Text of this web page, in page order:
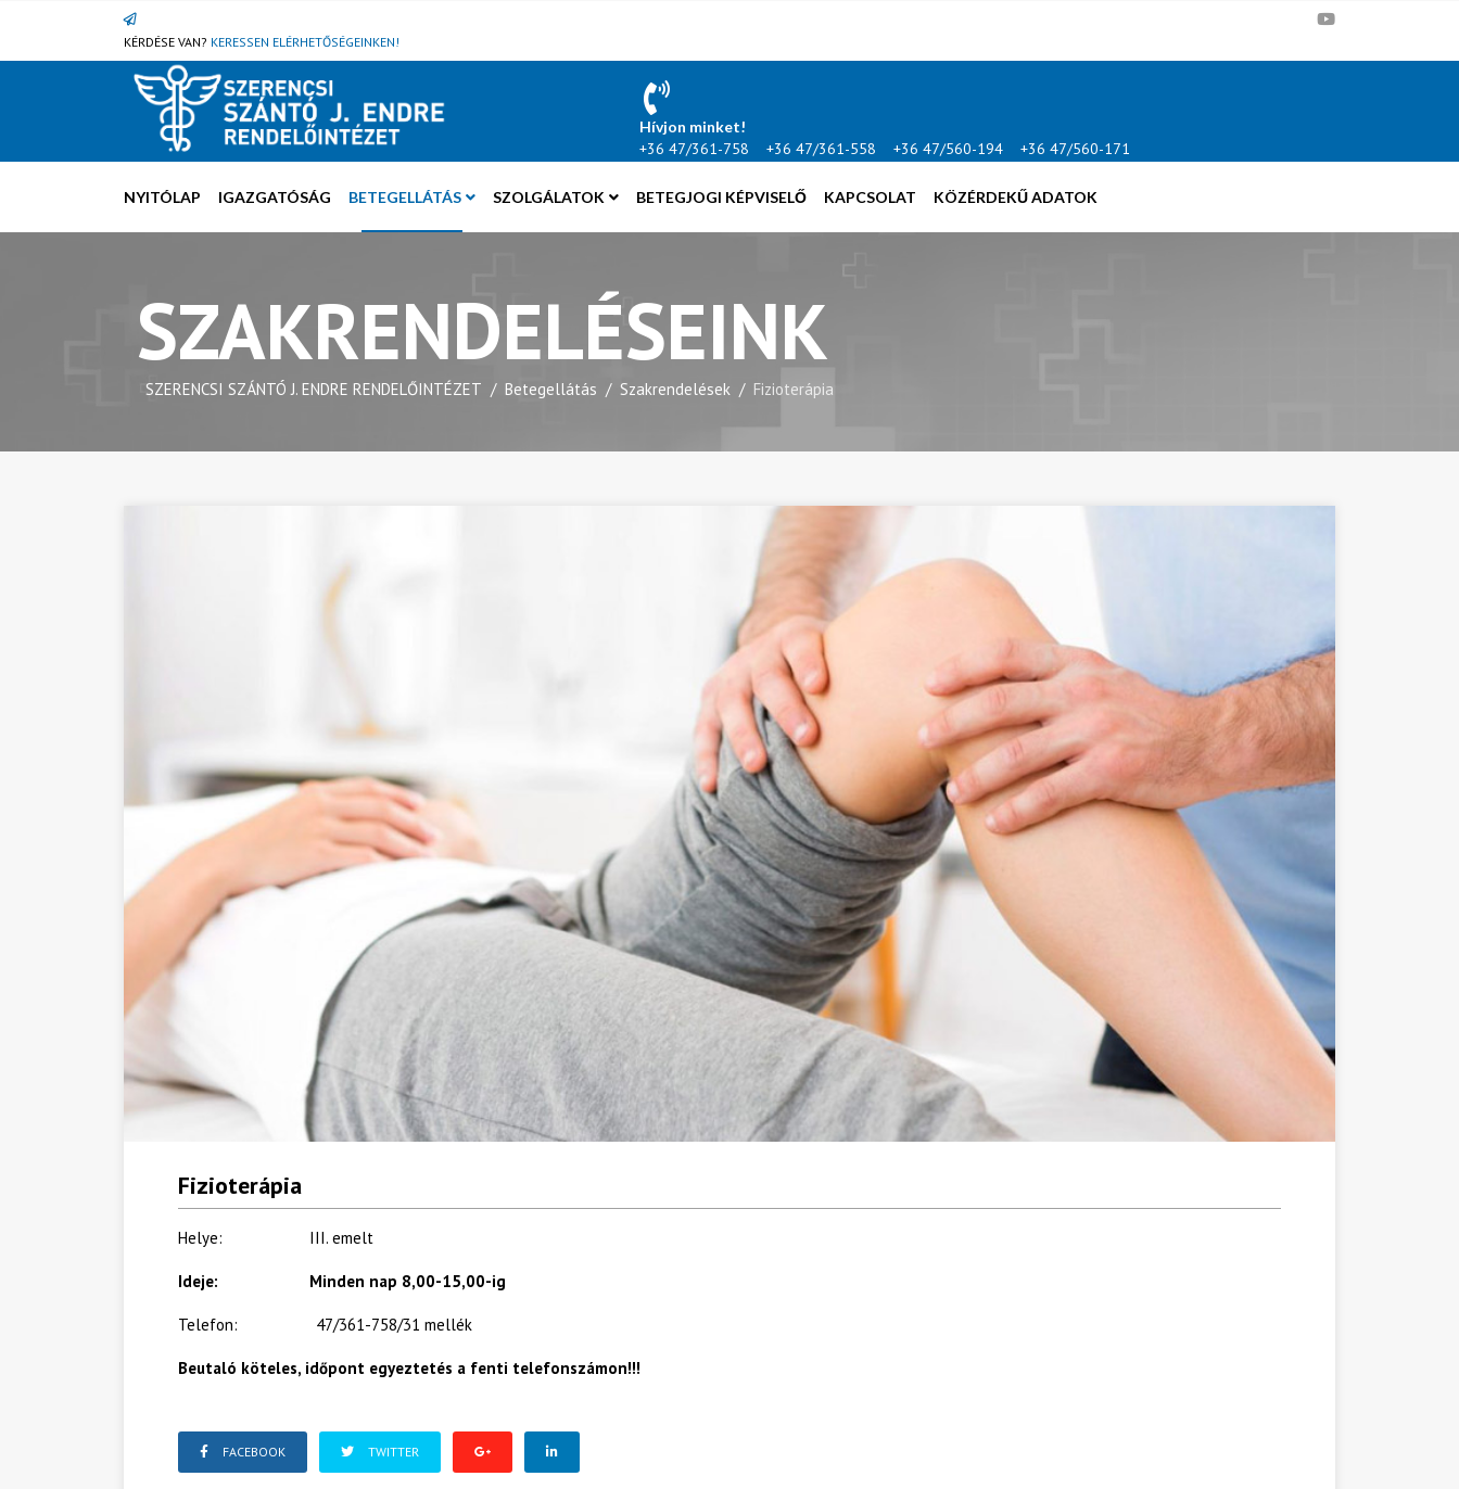
KÉRDÉSE VAN? KERESSEN ELÉRHETŐSÉGEINKEN!
Hívjon minket!
+36 47/361-758 +36 47/361-558 +36 47/560-194 +36 47/560-171
NYITÓLAP IGAZGATÓSÁG BETEGELLÁTÁS SZOLGÁLATOK BETEGJOGI KÉPVISELŐ KAPCSOLAT KÖZÉRDEKŰ ADATOK
SZAKRENDELÉSEINK
SZERENCSI SZÁNTÓ J. ENDRE RENDELŐINTÉZET Betegellátás Szakrendelések Fizioterápia
Fizioterápia
Helye: III. emelt
Ideje: Minden nap 8,00-15,00-ig
Telefon: 47/361-758/31 mellék
Beutaló köteles, időpont egyeztetés a fenti telefonszámon!!!
FACEBOOK TWITTER